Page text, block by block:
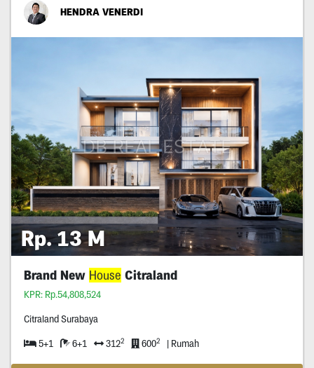
HENDRA VENERDI
Rp. 13 M
Brand New House Citraland
KPR: Rp.54,808,524
Citraland Surabaya
5+1 6+1 3122 6002 | Rumah